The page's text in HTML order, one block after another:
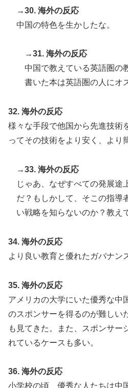
→30. 海外の反応
中国の特色を生かしたな。
→31. 海外の反応
中国で教えている英語圏の
書いた本は英語圏の人にオ
32. 海外の反応
様々な手段で他国から先進技術
ってその技術をより安く、より
→33. 海外の反応
じゃあ、なぜすべての発展途
だ？もしかして、そこの指導
い戦略を知らないのか？教え
34. 海外の反応
より良い教育と優れたガバナン
35. 海外の反応
アメリカの大学にいた優秀な中
のスポンサーを得るのが難しい
も見てきた。また、スポンサー
れているケースも多い。
36. 海外の反応
小学校の頃、優秀な人たちは中